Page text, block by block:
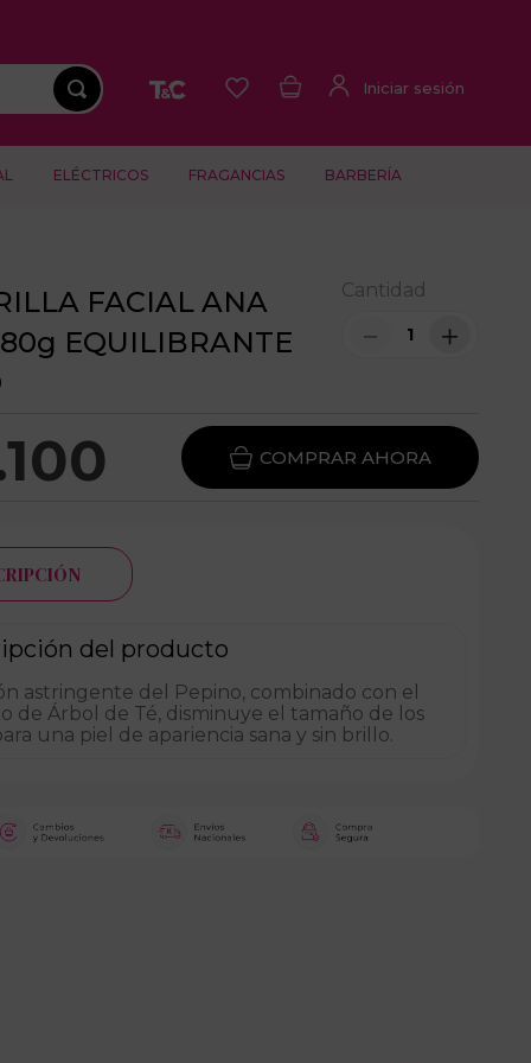
ELÉCTRICOS FRAGANCIAS BARBERÍA
FACIAL ANA
EQUILIBRANTE
Cantidad
＋
－
100
del producto
astringente del Pepino, combinado con el
de Árbol de Té, disminuye el tamaño de los
una piel de apariencia sana y sin brillo.